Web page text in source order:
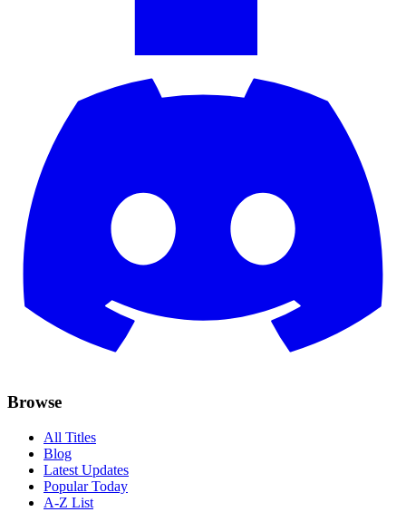
Browse
All Titles
Blog
Latest Updates
Popular Today
A-Z List